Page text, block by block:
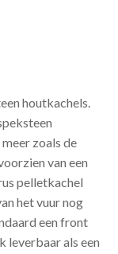
houtkachels.
zoals de
van een
pelletkachel
het vuur nog
een front
leverbaar als een